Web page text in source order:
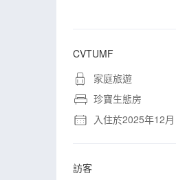
CVTUMF
家庭旅遊
珍寶生態房
入住於2025年12月
訪客